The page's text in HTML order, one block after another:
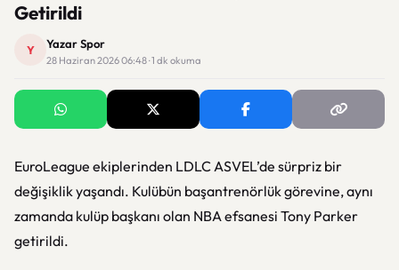
Getirildi
Y Yazar Spor
28 Haziran 2026 06:48 · 1 dk okuma
EuroLeague ekiplerinden LDLC ASVEL’de sürpriz bir
değişiklik yaşandı. Kulübün başantrenörlük görevine, aynı
zamanda kulüp başkanı olan NBA efsanesi Tony Parker
getirildi.